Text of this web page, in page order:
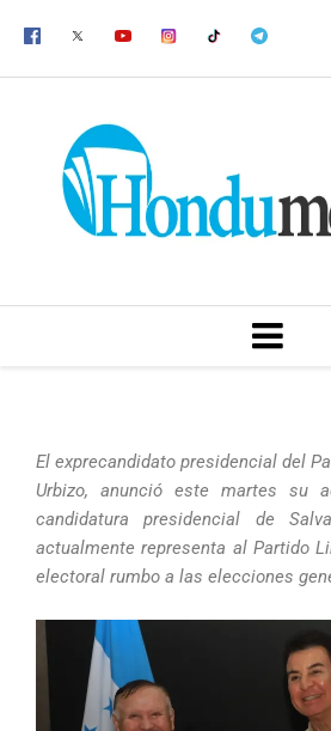
El exprecandidato presidencial del
Urbizo, anunció este martes su
candidatura presidencial de
actualmente representa al Partido
electoral rumbo a las elecciones